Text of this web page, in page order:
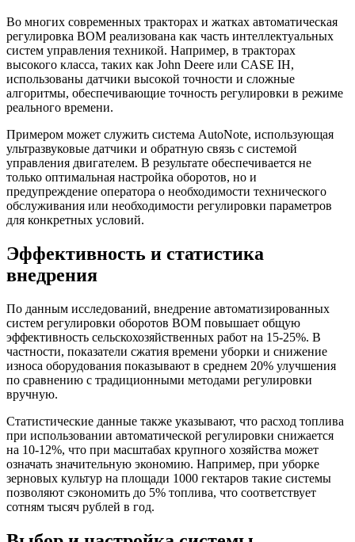
Во многих современных тракторах и жатках автоматическая
регулировка ВОМ реализована как часть интеллектуальных
систем управления техникой. Например, в тракторах
высокого класса, таких как John Deere или CASE IH,
использованы датчики высокой точности и сложные
алгоритмы, обеспечивающие точность регулировки в режиме
реального времени.
Примером может служить система AutoNote, использующая
ультразвуковые датчики и обратную связь с системой
управления двигателем. В результате обеспечивается не
только оптимальная настройка оборотов, но и
предупреждение оператора о необходимости технического
обслуживания или необходимости регулировки параметров
для конкретных условий.
Эффективность и статистика
внедрения
По данным исследований, внедрение автоматизированных
систем регулировки оборотов ВОМ повышает общую
эффективность сельскохозяйственных работ на 15-25%. В
частности, показатели сжатия времени уборки и снижение
износа оборудования показывают в среднем 20% улучшения
по сравнению с традиционными методами регулировки
вручную.
Статистические данные также указывают, что расход топлива
при использовании автоматической регулировки снижается
на 10-12%, что при масштабах крупного хозяйства может
означать значительную экономию. Например, при уборке
зерновых культур на площади 1000 гектаров такие системы
позволяют сэкономить до 5% топлива, что соответствует
сотням тысяч рублей в год.